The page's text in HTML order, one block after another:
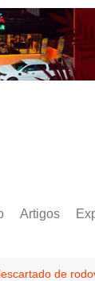
Artigos
de